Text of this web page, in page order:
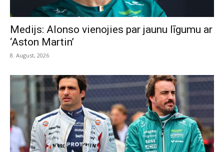
Medijs: Alonso vienojies par jaunu līgumu ar
‘Aston Martin’
8. August, 2026